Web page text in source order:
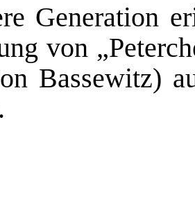
Generation
von
Bassewitz)